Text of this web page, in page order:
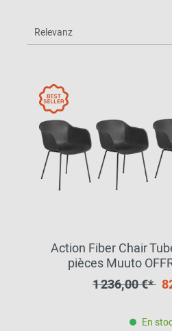
Action Fiber Chair
pièces Muuto
1 236,00 €*
En